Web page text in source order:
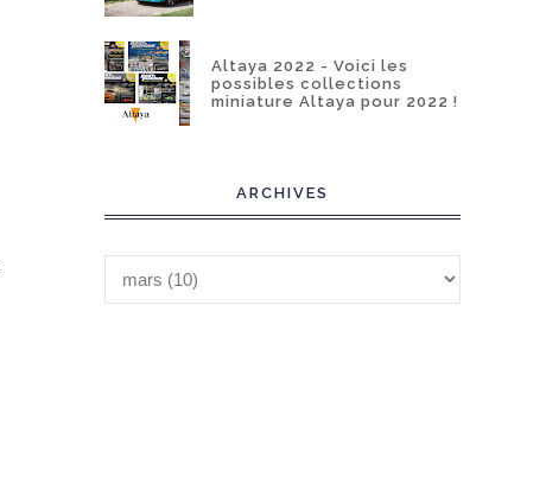
Altaya 2022 - Voici les
possibles collections
miniature Altaya pour 2022 !
ARCHIVES